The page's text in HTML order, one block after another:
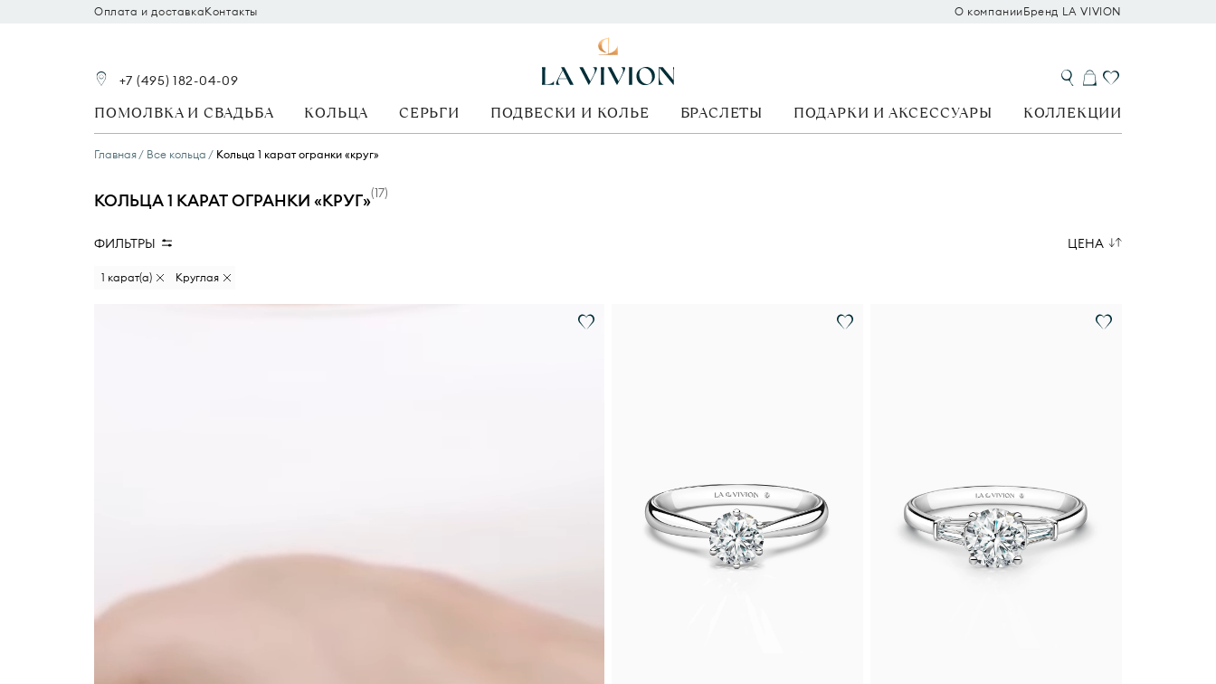
Оплата и доставкаКонтакты О компанииБренд LA VIVION
+7 (495) 182-04-09
ПОМОЛВКА И СВАДЬБА КОЛЬЦА СЕРЬГИ ПОДВЕСКИ И КОЛЬЕ БРАСЛЕТЫ ПОДАРКИ И АКСЕССУАРЫ КОЛЛЕКЦИИ
Главная Все кольца Кольца 1 карат огранки «круг»
КОЛЬЦА 1 КАРАТ ОГРАНКИ «КРУГ»(17)
ФИЛЬТРЫ
1 карат(а) Круглая
ЦЕНА